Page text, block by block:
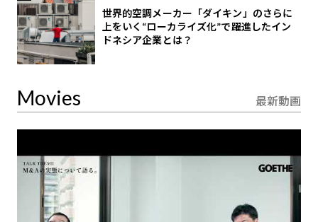
世界的空調メーカー「ダイキン」のさらに
上をいく“ローカライズ化”で躍進したイン
ドネシア企業とは？
Movies 最新動画